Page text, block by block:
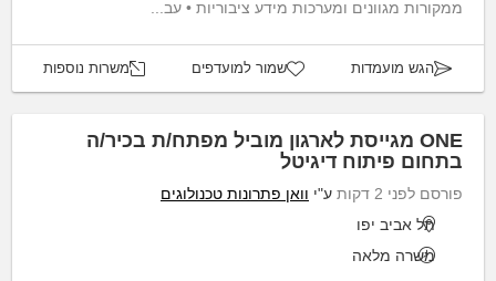
ממקורות מגוונים ומערכות מידע ציבוריות • עב...
הגש מועמדות שמור למועדפים משרות נוספות
ONE מגייסת לארגון מוביל מפתח/ת בכיר/ה
בתחום פיתוח דיגיטל
פורסם לפני 2 דקות ע"י וואן פתרונות טכנולוגים
תל אביב יפו
משרה מלאה